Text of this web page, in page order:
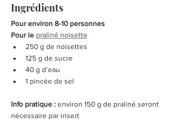
Ingrédients
Pour environ 8-10 personnes
Pour le praliné noisette
250 g de noisettes
125 g de sucre
40 g d’eau
1 pincée de sel
Info pratique : environ 150 g de praliné seront
nécessaire par insert